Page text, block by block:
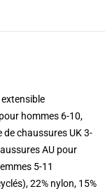
hommes 6-10,
de chaussures UK 3-
AU pour
5-11
22% nylon, 15%